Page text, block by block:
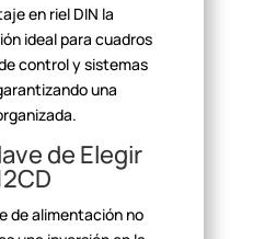
en riel DIN la
ideal para cuadros
control y sistemas
una
de Elegir
de alimentación no